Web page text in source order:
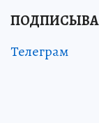
Телеграм